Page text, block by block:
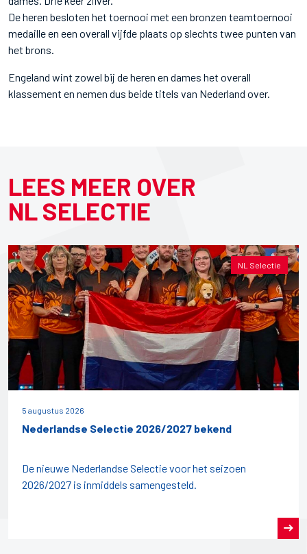
De heren besloten het toernooi met een bronzen teamtoernooi
medaille en een overall vijfde plaats op slechts twee punten van
het brons.
Engeland wint zowel bij de heren en dames het overall
klassement en nemen dus beide titels van Nederland over.
LEES MEER OVER
NL SELECTIE
NL Selectie
5 augustus 2026
Nederlandse Selectie 2026/2027 bekend
De nieuwe Nederlandse Selectie voor het seizoen
2026/2027 is inmiddels samengesteld.